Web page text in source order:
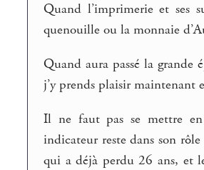
Quand l’imprimerie et ses
quenouille ou la monnaie
Quand aura passé la grande
j’y prends plaisir maintenant
Il ne faut pas se mettre
indicateur reste dans son
qui a déjà perdu 26 ans, et